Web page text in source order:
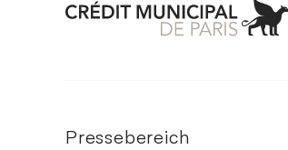
Pressebereich